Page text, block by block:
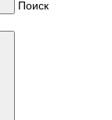
Поиск